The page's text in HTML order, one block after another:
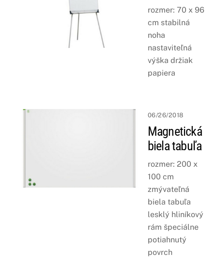
rozmer: 70 x 96
cm stabilná
noha
nastaviteľná
výška držiak
papiera
06/26/2018
Magnetická
biela tabuľa
rozmer: 200 x
100 cm
zmývateľná
biela tabuľa
lesklý hliníkový
rám špeciálne
potiahnutý
povrch